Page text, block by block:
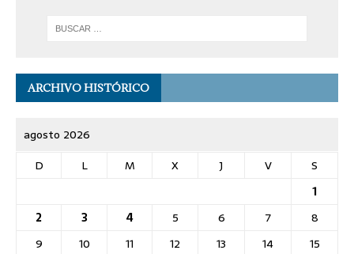
ARCHIVO HISTÓRICO
agosto 2026
D
L M X J V
S
1
2
3 4 5 6 7
8
9
10 11 12 13 14
15